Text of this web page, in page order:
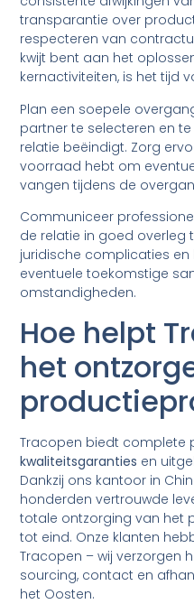
transparantie over
respecteren van
kwijt bent aan het
kernactiviteiten, is het tijd
Plan een soepele
partner te selecteren en
relatie beëindigt. Zorg
voorraad hebt om
vangen tijdens de
Communiceer
de relatie in goed overleg
juridische complicaties
eventuele toekomstige
omstandigheden.
Hoe helpt
het
Tracopen biedt complete
kwaliteitsgaranties en
Dankzij ons kantoor in
honderden vertrouwde
totale ontzorging van het
tot eind. Onze klanten
Tracopen – wij verzorgen
sourcing, contact en
het Oosten.